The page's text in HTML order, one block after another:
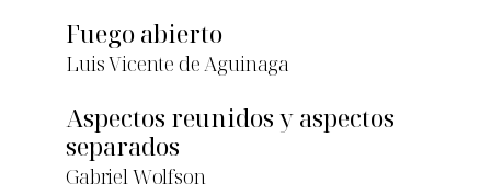
Fuego abierto
Luis Vicente de Aguinaga
Aspectos reunidos y aspectos
separados
Gabriel Wolfson